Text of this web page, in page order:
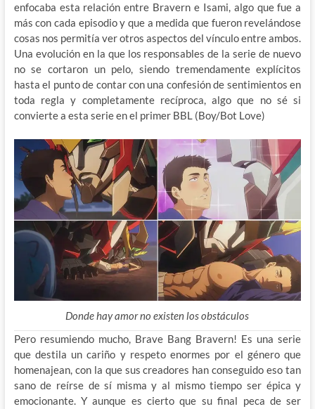
enfocaba esta relación entre Bravern e Isami, algo que fue a
más con cada episodio y que a medida que fueron revelándose
cosas nos permitía ver otros aspectos del vínculo entre ambos.
Una evolución en la que los responsables de la serie de nuevo
no se cortaron un pelo, siendo tremendamente explícitos
hasta el punto de contar con una confesión de sentimientos en
toda regla y completamente recíproca, algo que no sé si
convierte a esta serie en el primer BBL (Boy/Bot Love)
Donde hay amor no existen los obstáculos
Pero resumiendo mucho, Brave Bang Bravern! Es una serie
que destila un cariño y respeto enormes por el género que
homenajean, con la que sus creadores han conseguido eso tan
sano de reírse de sí misma y al mismo tiempo ser épica y
emocionante. Y aunque es cierto que su final peca de ser